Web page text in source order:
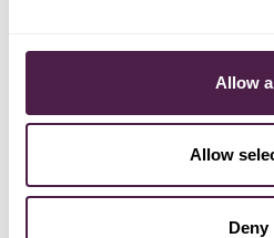
Allow
Allow
Deny
Neque porro quisquam est,
dolor sit amet, consectetur,
dolore magnam aliquam
ad minima veniam, quis
corporis suscipit laboriosam,